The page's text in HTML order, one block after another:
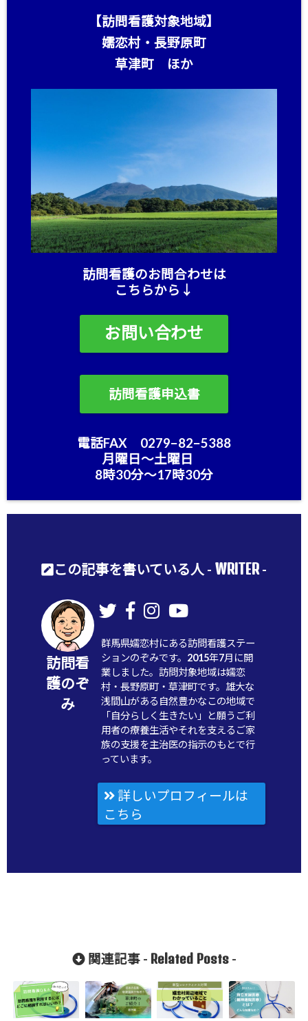
【訪問看護対象地域】
嬬恋村・長野原町
草津町 ほか
訪問看護のお問合わせは
こちらから↓
お問い合わせ
訪問看護申込書
電話FAX 0279−82−5388
月曜日〜土曜日
8時30分〜17時30分
この記事を書いている人 - WRITER-
訪問看
護のぞ
み
群馬県嬬恋村にある訪問看護ステー
ションのぞみです。2015年7月に開
業しました。訪問対象地域は嬬恋
村・長野原町・草津町です。雄大な
浅間山がある自然豊かなこの地域で
「自分らしく生きたい」と願うご利
用者の療養生活やそれを支えるご家
族の支援を主治医の指示のもとで行
っています。
詳しいプロフィールは
こちら
関連記事 - Related Posts-